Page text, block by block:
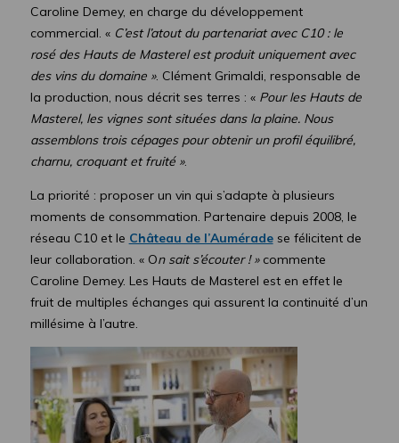
Caroline Demey, en charge du développement
commercial. « C’est l’atout du partenariat avec C10 : le
rosé des Hauts de Masterel est produit uniquement avec
des vins du domaine ». Clément Grimaldi, responsable de
la production, nous décrit ses terres : « Pour les Hauts de
Masterel, les vignes sont situées dans la plaine. Nous
assemblons trois cépages pour obtenir un profil équilibré,
charnu, croquant et fruité ».
La priorité : proposer un vin qui s’adapte à plusieurs
moments de consommation. Partenaire depuis 2008, le
réseau C10 et le Château de l’Auméradese félicitent de
leur collaboration. « On sait s’écouter ! » commente
Caroline Demey. Les Hauts de Masterel est en effet le
fruit de multiples échanges qui assurent la continuité d’un
millésime à l’autre.